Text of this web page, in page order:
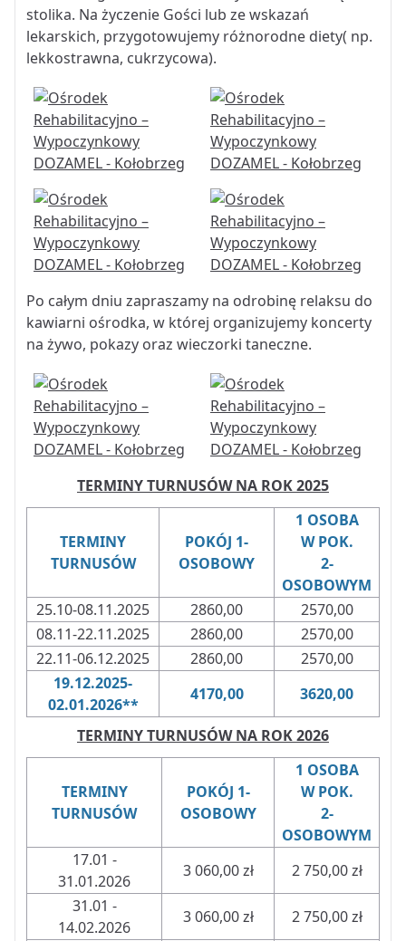
stolika. Na życzenie Gości lub ze wskazań
lekarskich, przygotowujemy różnorodne diety( np.
lekkostrawna, cukrzycowa).
Po całym dniu zapraszamy na odrobinę relaksu do
kawiarni ośrodka, w której organizujemy koncerty
na żywo, pokazy oraz wieczorki taneczne.
TERMINY TURNUSÓW NA ROK 2025
TERMINY
TURNUSÓW
POKÓJ 1-
OSOBOWY
1 OSOBA
W POK.
2-
OSOBOWYM
25.10-08.11.2025
2860,00
2570,00
08.11-22.11.2025
2860,00
2570,00
22.11-06.12.2025
2860,00
2570,00
19.12.2025-
02.01.2026**
4170,00 3620,00
TERMINY TURNUSÓW NA ROK 2026
TERMINY
TURNUSÓW
POKÓJ 1-
OSOBOWY
1 OSOBA
W POK.
2-
OSOBOWYM
17.01 -
31.01.2026
3 060,00 zł
2 750,00 zł
31.01 -
14.02.2026
3 060,00 zł
2 750,00 zł